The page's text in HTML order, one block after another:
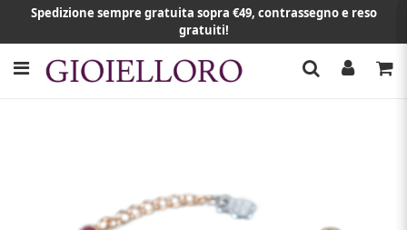
Spedizione sempre gratuita sopra €49, contrassegno e reso
gratuiti!